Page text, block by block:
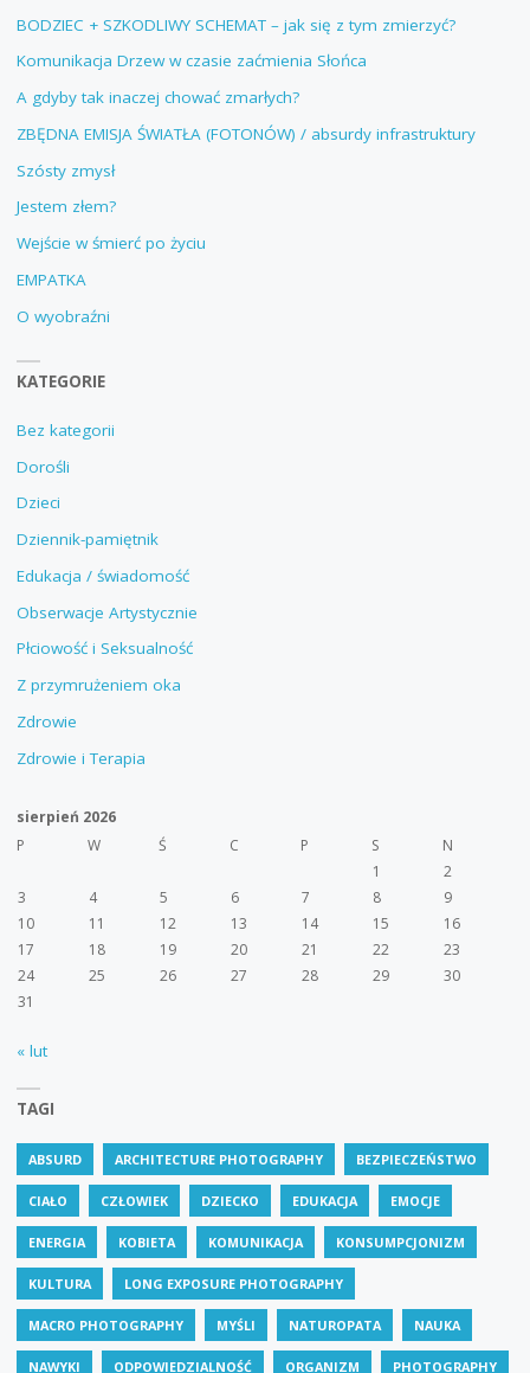
BODZIEC + SZKODLIWY SCHEMAT – jak się z tym zmierzyć?
Komunikacja Drzew w czasie zaćmienia Słońca
A gdyby tak inaczej chować zmarłych?
ZBĘDNA EMISJA ŚWIATŁA (FOTONÓW) / absurdy infrastruktury
Szósty zmysł
Jestem złem?
Wejście w śmierć po życiu
EMPATKA
O wyobraźni
KATEGORIE
Bez kategorii
Dorośli
Dzieci
Dziennik-pamiętnik
Edukacja / świadomość
Obserwacje Artystycznie
Płciowość i Seksualność
Z przymrużeniem oka
Zdrowie
Zdrowie i Terapia
sierpień 2026
P
W Ś C P S
N
1
2
3
4 5 6 7 8
9
10
11 12 13 14 15
16
17
18 19 20 21 22
23
24
25 26 27 28 29
30
31
« lut
TAGI
ABSURD ARCHITECTURE PHOTOGRAPHY BEZPIECZEŃSTWO
CIAŁO CZŁOWIEK DZIECKO EDUKACJA EMOCJE
ENERGIA KOBIETA KOMUNIKACJA KONSUMPCJONIZM
KULTURA LONG EXPOSURE PHOTOGRAPHY
MACRO PHOTOGRAPHY MYŚLI NATUROPATA NAUKA
NAWYKI ODPOWIEDZIALNOŚĆ ORGANIZM PHOTOGRAPHY